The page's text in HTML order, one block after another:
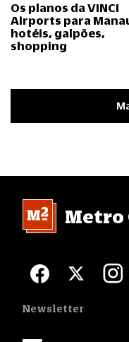
Os planos da VINCI
Airports para
hotéis, galpões,
shopping
Metro
Newsletter